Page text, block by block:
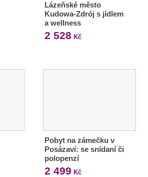
Lázeňské město
Kudowa-Zdrój s jídlem
a wellness
2 528 Kč
Pobyt na zámečku v
Posázaví: se snídaní či
polopenzí
2 499 Kč